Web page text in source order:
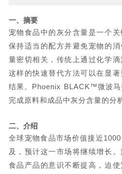
一、 摘要
宠物食品中的灰分含量是一个
保持适当的配方并避免宠物的
量密切相关，传统上通过化学
这样的快速替代方法可以在显
结果。 Phoenix BLACK™微波马
完成原料和成品中灰分含量的分
二、 介绍
全球宠物食品市场价值接近
及，预计这一市场将继续增长
食品产品的意识不断提高，迫